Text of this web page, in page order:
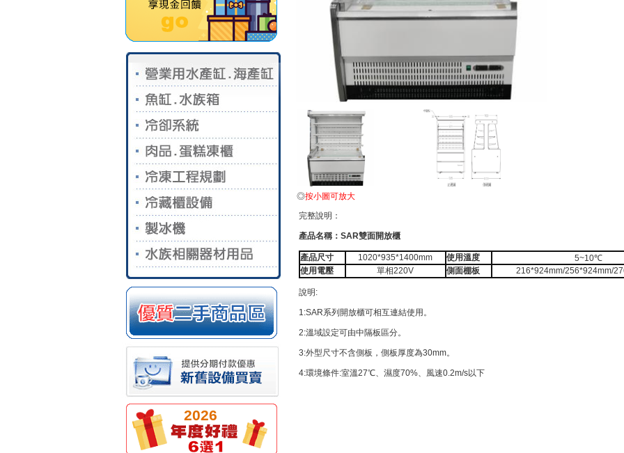
2026
◎按小圖可放大
完整說明：
產品名稱：SAR雙面開放櫃
產品尺寸 1020*935*1400mm 使用溫度
5~10℃
使用電壓
單相220V 側面棚板 216*924mm/256*924mm/
說明:
1:SAR系列開放櫃可相互連結使用。
2:溫域設定可由中隔板區分。
3:外型尺寸不含側板，側板厚度為30mm。
4:環境條件:室溫27℃、濕度70%、風速0.2m/s以下